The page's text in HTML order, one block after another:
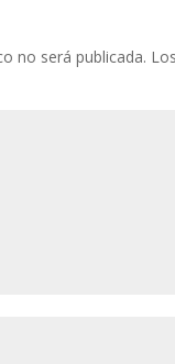
no será publicada.